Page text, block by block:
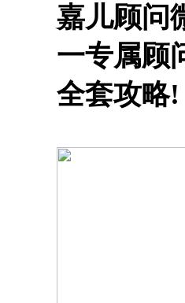
嘉儿顾问
一专属顾
全套攻略!